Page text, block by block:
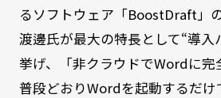
るソフトウェア「BoostDraft」
渡邊氏が最大の特長として“導入
挙げ、「非クラウドでWordに完
普段どおりWordを起動するだ